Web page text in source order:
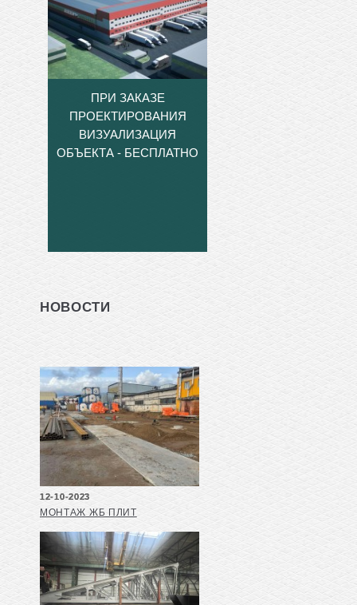
ПРИ ЗАКАЗЕ
ПРОЕКТИРОВАНИЯ
ВИЗУАЛИЗАЦИЯ
ОБЪЕКТА - БЕСПЛАТНО
НОВОСТИ
12-10-2023
МОНТАЖ ЖБ ПЛИТ